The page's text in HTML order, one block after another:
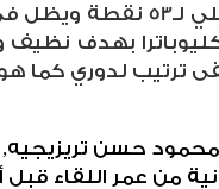
بهذا الفوز ارتفع رصيد النادي
بهدف نظيف
لدوري كما هو
حسن تريزيجيه,
من عمر اللقاء